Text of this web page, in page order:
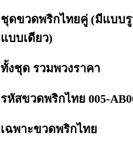
ชุดขวดพริกไทยคู่ (มีแบบ
แบบเดียว)
ทั้งชุด รวมพวงราคา
รหัสขวดพริกไทย 005-
เฉพาะขวดพริกไทย